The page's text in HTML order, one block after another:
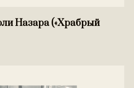
Назара («Храбрый